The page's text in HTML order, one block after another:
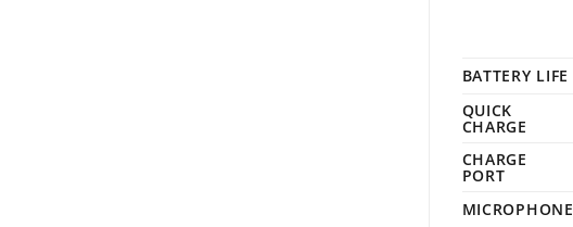
BATTERY LIFE
QUICK
CHARGE
CHARGE
PORT
MICROPHONE